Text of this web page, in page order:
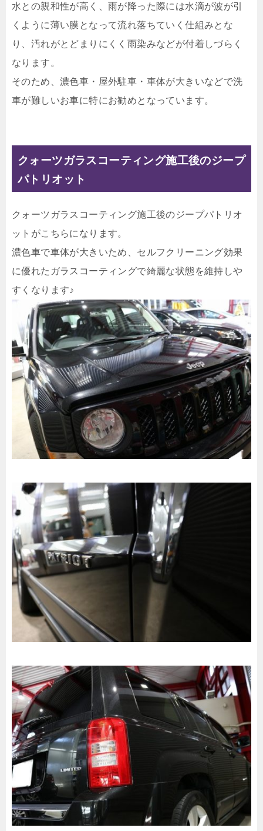
水との親和性が高く、雨が降った際には水滴が波が引
くように薄い膜となって流れ落ちていく仕組みとな
り、汚れがとどまりにくく雨染みなどが付着しづらく
なります。
そのため、濃色車・屋外駐車・車体が大きいなどで洗
車が難しいお車に特にお勧めとなっています。
クォーツガラスコーティング施工後のジープ
パトリオット
クォーツガラスコーティング施工後のジープパトリオ
ットがこちらになります。
濃色車で車体が大きいため、セルフクリーニング効果
に優れたガラスコーティングで綺麗な状態を維持しや
すくなります♪